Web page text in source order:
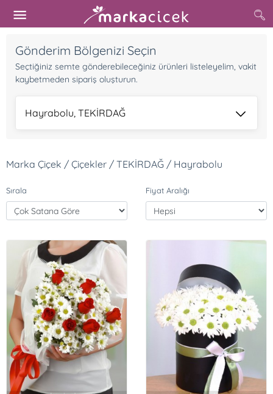
Gönderim Bölgenizi Seçin
Seçtiğiniz semte gönderebileceğiniz ürünleri listeleyelim, vakit
kaybetmeden sipariş oluşturun.
Hayrabolu, TEKİRDAĞ
Marka Çiçek / Çiçekler / TEKİRDAĞ / Hayrabolu
Sırala Fiyat Aralığı